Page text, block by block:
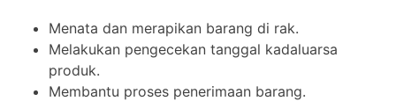
Menata dan merapikan barang di rak.
Melakukan pengecekan tanggal kadaluarsa
produk.
Membantu proses penerimaan barang.